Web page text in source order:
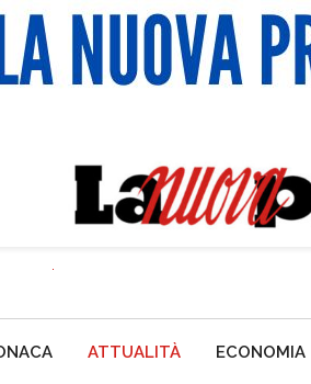
ATTUALITÀ ECONOMIA